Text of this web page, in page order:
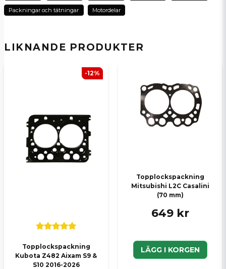
LIKNANDE PRODUKTER
Topplockspackning
Kubota Z482 Aixam S9 &
S10 2016-2026
-12%
Topplockspackning
Mitsubishi L2C Casalini
(70 mm)
649 kr
LÄGG I KORGEN
Skicka en fråga
Packningar och tätningar Motordelar